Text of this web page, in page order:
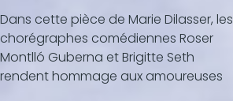
Dans cette pièce de Marie Dilasser, les
chorégraphes comédiennes Roser
Montlló Guberna et Brigitte Seth
rendent hommage aux amoureuses